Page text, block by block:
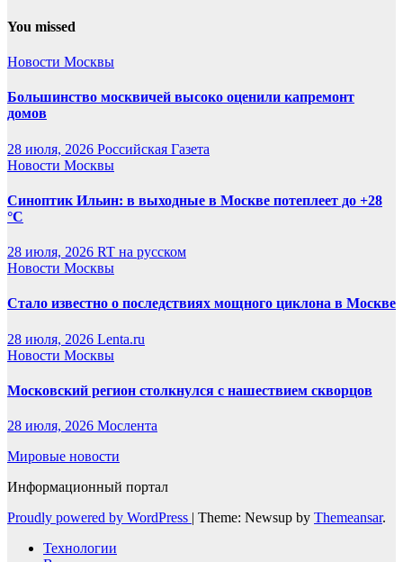
You missed
Новости Москвы
Большинство москвичей высоко оценили капремонт
домов
28 июля, 2026 Российская Газета
Новости Москвы
Синоптик Ильин: в выходные в Москве потеплеет до +28
°C
28 июля, 2026 RT на русском
Новости Москвы
Стало известно о последствиях мощного циклона в Москве
28 июля, 2026 Lenta.ru
Новости Москвы
Московский регион столкнулся с нашествием скворцов
28 июля, 2026 Мослента
Мировые новости
Информационный портал
Proudly powered by WordPress | Theme: Newsup by Themeansar.
Технологии